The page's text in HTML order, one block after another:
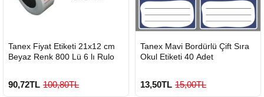
GÖNDERİ
Tanex Fiyat Etiketi 21x12 cm
Beyaz Renk 800 Lü 6 lı Rulo
90,72TL 100,80TL
GÖNDERİ
Tanex Mavi Bordürlü Çift Sıra
Okul Etiketi 40 Adet
13,50TL 15,00TL